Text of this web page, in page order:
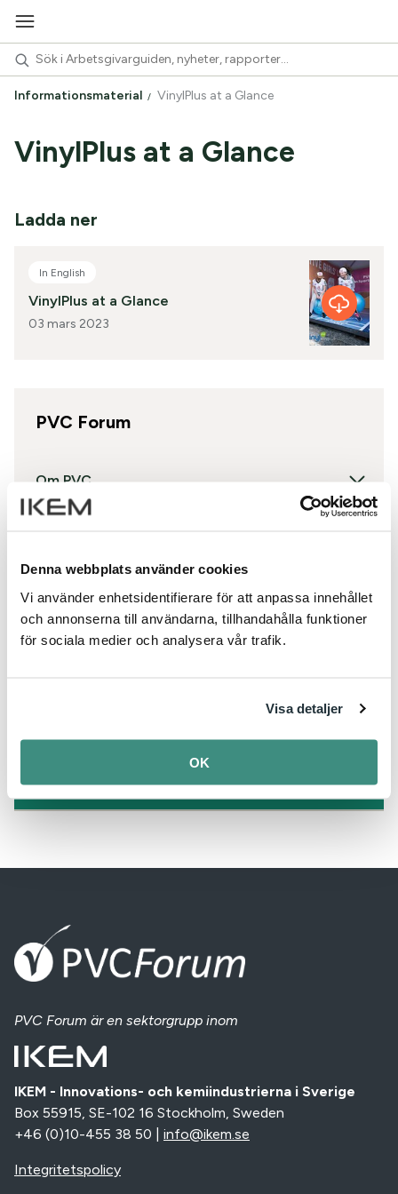
Denna webbplats använder cookies
Vi använder enhetsidentifierare för att anpassa innehållet
och annonserna till användarna, tillhandahålla funktioner
för sociala medier och analysera vår trafik.
Visa detaljer
OK
Informationsmaterial VinylPlus at a Glance
VinylPlus at a Glance
Ladda ner
In English
VinylPlus at a Glance
03 mars 2023
PVC Forum
Om PVC
Cirkulär ekonomi
Färdplan
Informationsmaterial
PVC Forum är en sektorgrupp inom
IKEM - Innovations- och kemiindustrierna i Sverige
Box 55915, SE-102 16 Stockholm, Sweden
+46 (0)10-455 38 50 | info@ikem.se
Integritetspolicy